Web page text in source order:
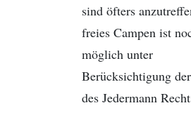
sind öfters
freies Campen ist
möglich unter
Berücksichtigung
des Jedermann